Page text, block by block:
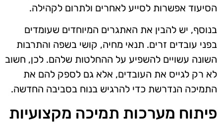
הסיעוד אפשרות לסייע לאחרים ולתרום לקהילה.
בנוסף, יש להבין את האתגרים המיוחדים שעומדים
בפני עובדים זרים. תנאי מחיה, קושי בשפה והתרבות
השונה עשויים להשפיע על ההחלטות שלהם. לכן, חשוב
לא רק לגייס את העובדים, אלא גם לספק להם את
התמיכה הנדרשת כדי להרגיש בנוח בסביבה החדשה.
פיתוח מערכות תמיכה מקצועיות